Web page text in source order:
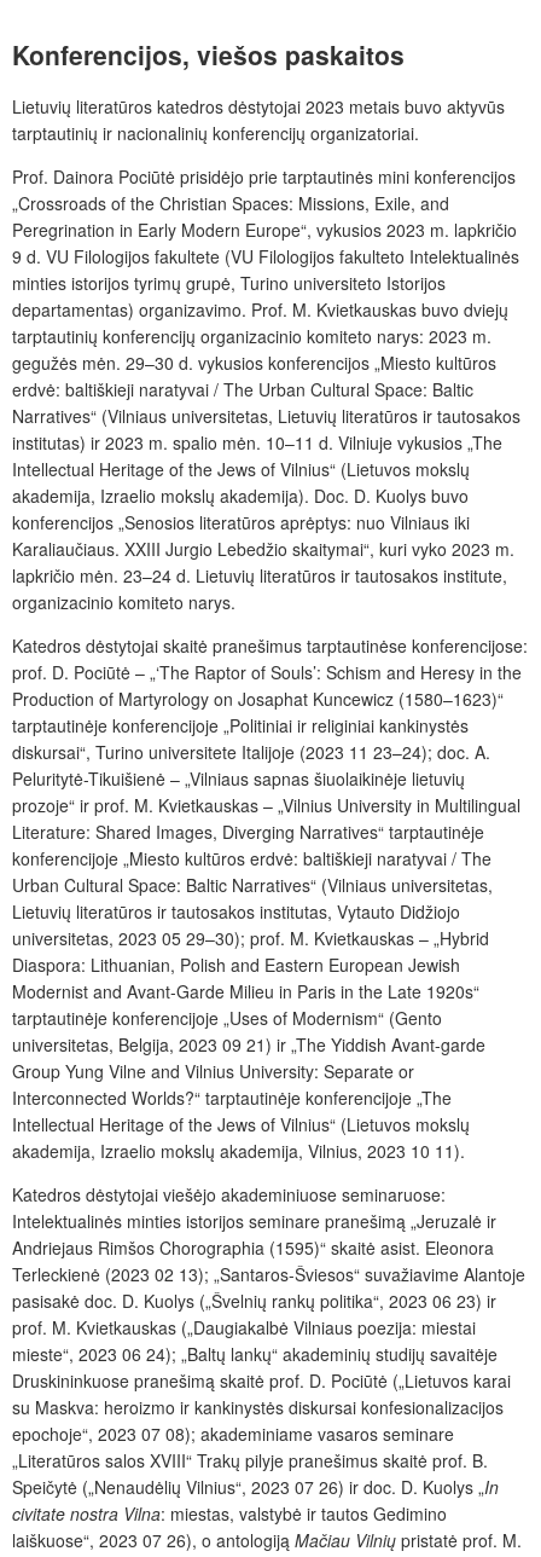
Konferencijos, viešos paskaitos
Lietuvių literatūros katedros dėstytojai 2023 metais buvo aktyvūs
tarptautinių ir nacionalinių konferencijų organizatoriai.
Prof. Dainora Pociūtė prisidėjo prie tarptautinės mini konferencijos
„Crossroads of the Christian Spaces: Missions, Exile, and
Peregrination in Early Modern Europe“, vykusios 2023 m. lapkričio
9 d. VU Filologijos fakultete (VU Filologijos fakulteto Intelektualinės
minties istorijos tyrimų grupė, Turino universiteto Istorijos
departamentas) organizavimo. Prof. M. Kvietkauskas buvo dviejų
tarptautinių konferencijų organizacinio komiteto narys: 2023 m.
gegužės mėn. 29–30 d. vykusios konferencijos „Miesto kultūros
erdvė: baltiškieji naratyvai / The Urban Cultural Space: Baltic
Narratives“ (Vilniaus universitetas, Lietuvių literatūros ir tautosakos
institutas) ir 2023 m. spalio mėn. 10–11 d. Vilniuje vykusios „The
Intellectual Heritage of the Jews of Vilnius“ (Lietuvos mokslų
akademija, Izraelio mokslų akademija). Doc. D. Kuolys buvo
konferencijos „Senosios literatūros aprėptys: nuo Vilniaus iki
Karaliaučiaus. XXIII Jurgio Lebedžio skaitymai“, kuri vyko 2023 m.
lapkričio mėn. 23–24 d. Lietuvių literatūros ir tautosakos institute,
organizacinio komiteto narys.
Katedros dėstytojai skaitė pranešimus tarptautinėse konferencijose:
prof. D. Pociūtė – „‘The Raptor of Souls’: Schism and Heresy in the
Production of Martyrology on Josaphat Kuncewicz (1580–1623)“
tarptautinėje konferencijoje „Politiniai ir religiniai kankinystės
diskursai“, Turino universitete Italijoje (2023 11 23–24); doc. A.
Peluritytė-Tikuišienė – „Vilniaus sapnas šiuolaikinėje lietuvių
prozoje“ ir prof. M. Kvietkauskas – „Vilnius University in Multilingual
Literature: Shared Images, Diverging Narratives“ tarptautinėje
konferencijoje „Miesto kultūros erdvė: baltiškieji naratyvai / The
Urban Cultural Space: Baltic Narratives“ (Vilniaus universitetas,
Lietuvių literatūros ir tautosakos institutas, Vytauto Didžiojo
universitetas, 2023 05 29–30); prof. M. Kvietkauskas – „Hybrid
Diaspora: Lithuanian, Polish and Eastern European Jewish
Modernist and Avant-Garde Milieu in Paris in the Late 1920s“
tarptautinėje konferencijoje „Uses of Modernism“ (Gento
universitetas, Belgija, 2023 09 21) ir „The Yiddish Avant-garde
Group Yung Vilne and Vilnius University: Separate or
Interconnected Worlds?“ tarptautinėje konferencijoje „The
Intellectual Heritage of the Jews of Vilnius“ (Lietuvos mokslų
akademija, Izraelio mokslų akademija, Vilnius, 2023 10 11).
Katedros dėstytojai viešėjo akademiniuose seminaruose:
Intelektualinės minties istorijos seminare pranešimą „Jeruzalė ir
Andriejaus Rimšos Chorographia (1595)“ skaitė asist. Eleonora
Terleckienė (2023 02 13); „Santaros-Šviesos“ suvažiavime Alantoje
pasisakė doc. D. Kuolys („Švelnių rankų politika“, 2023 06 23) ir
prof. M. Kvietkauskas („Daugiakalbė Vilniaus poezija: miestai
mieste“, 2023 06 24); „Baltų lankų“ akademinių studijų savaitėje
Druskininkuose pranešimą skaitė prof. D. Pociūtė („Lietuvos karai
su Maskva: heroizmo ir kankinystės diskursai konfesionalizacijos
epochoje“, 2023 07 08); akademiniame vasaros seminare
„Literatūros salos XVIII“ Trakų pilyje pranešimus skaitė prof. B.
Speičytė („Nenaudėlių Vilnius“, 2023 07 26) ir doc. D. Kuolys „In
civitate nostra Vilna: miestas, valstybė ir tautos Gedimino
laiškuose“, 2023 07 26), o antologiją Mačiau Vilnių pristatė prof. M.